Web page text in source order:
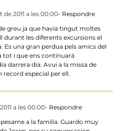
de 2011 a les 00:00- Respondre
greu ja que havia tingut moltes
durant les diferents excursions el
Es una gran perdua pels amics del
tot i que ens continuará
darrera dia. Avui a la missa de
record especial per ell.
a les 00:00- Respondre
a la familia. Guardo muy